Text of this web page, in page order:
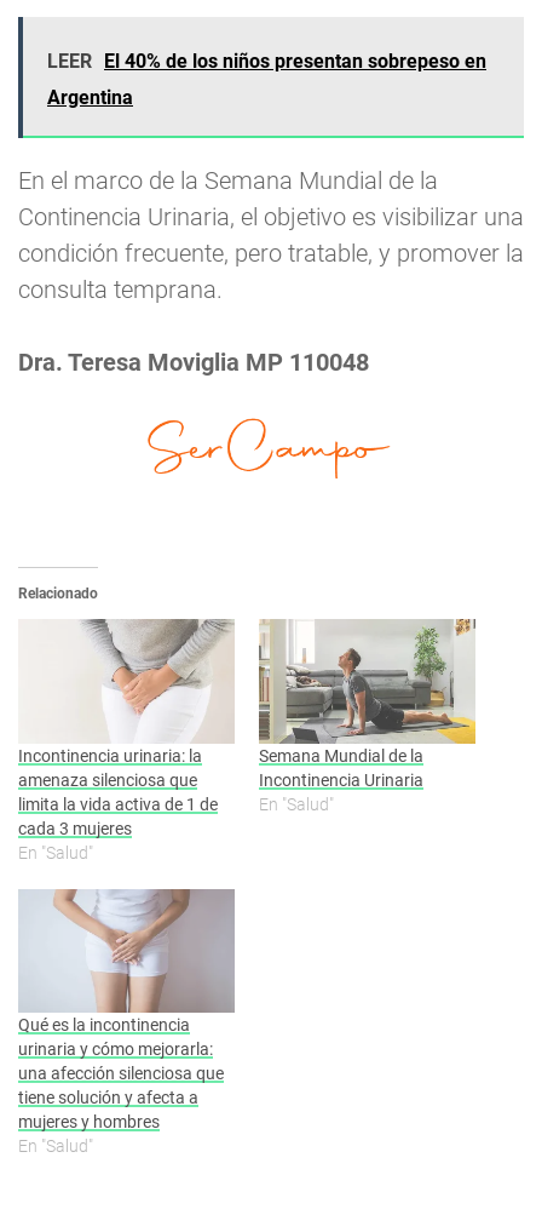
LEER El 40% de los niños presentan sobrepeso en
Argentina
En el marco de la Semana Mundial de la
Continencia Urinaria, el objetivo es visibilizar una
condición frecuente, pero tratable, y promover la
consulta temprana.
Dra. Teresa Moviglia MP 110048
Relacionado
Incontinencia urinaria: la
amenaza silenciosa que
limita la vida activa de 1 de
cada 3 mujeres
En "Salud"
Semana Mundial de la
Incontinencia Urinaria
En "Salud"
Qué es la incontinencia
urinaria y cómo mejorarla:
una afección silenciosa que
tiene solución y afecta a
mujeres y hombres
En "Salud"